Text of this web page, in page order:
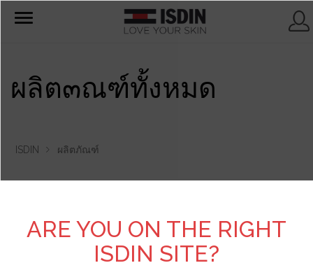
T
o
n
t
n
ผลิต๓ณฑ์ทั้งหมด
ISDIN ผลิตภัณฑ์
ARE YOU ON THE RIGHT
ISDIN SITE?